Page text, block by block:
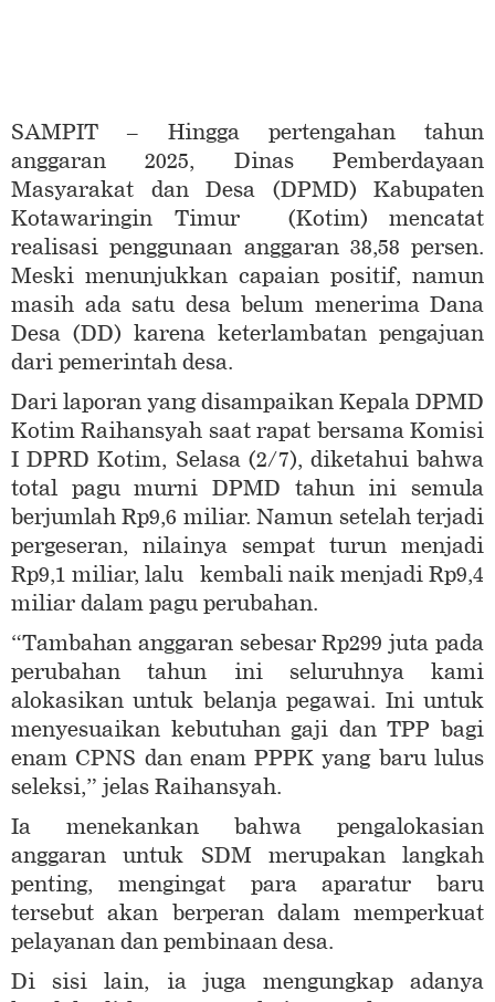
SAMPIT – Hingga pertengahan tahun
anggaran 2025, Dinas Pemberdayaan
Masyarakat dan Desa (DPMD) Kabupaten
Kotawaringin Timur (Kotim) mencatat
realisasi penggunaan anggaran 38,58 persen.
Meski menunjukkan capaian positif, namun
masih ada satu desa belum menerima Dana
Desa (DD) karena keterlambatan pengajuan
dari pemerintah desa.
Dari laporan yang disampaikan Kepala DPMD
Kotim Raihansyah saat rapat bersama Komisi
I DPRD Kotim, Selasa (2/7), diketahui bahwa
total pagu murni DPMD tahun ini semula
berjumlah Rp9,6 miliar. Namun setelah terjadi
pergeseran, nilainya sempat turun menjadi
Rp9,1 miliar, lalu kembali naik menjadi Rp9,4
miliar dalam pagu perubahan.
“Tambahan anggaran sebesar Rp299 juta pada
perubahan tahun ini seluruhnya kami
alokasikan untuk belanja pegawai. Ini untuk
menyesuaikan kebutuhan gaji dan TPP bagi
enam CPNS dan enam PPPK yang baru lulus
seleksi,” jelas Raihansyah.
Ia menekankan bahwa pengalokasian
anggaran untuk SDM merupakan langkah
penting, mengingat para aparatur baru
tersebut akan berperan dalam memperkuat
pelayanan dan pembinaan desa.
Di sisi lain, ia juga mengungkap adanya